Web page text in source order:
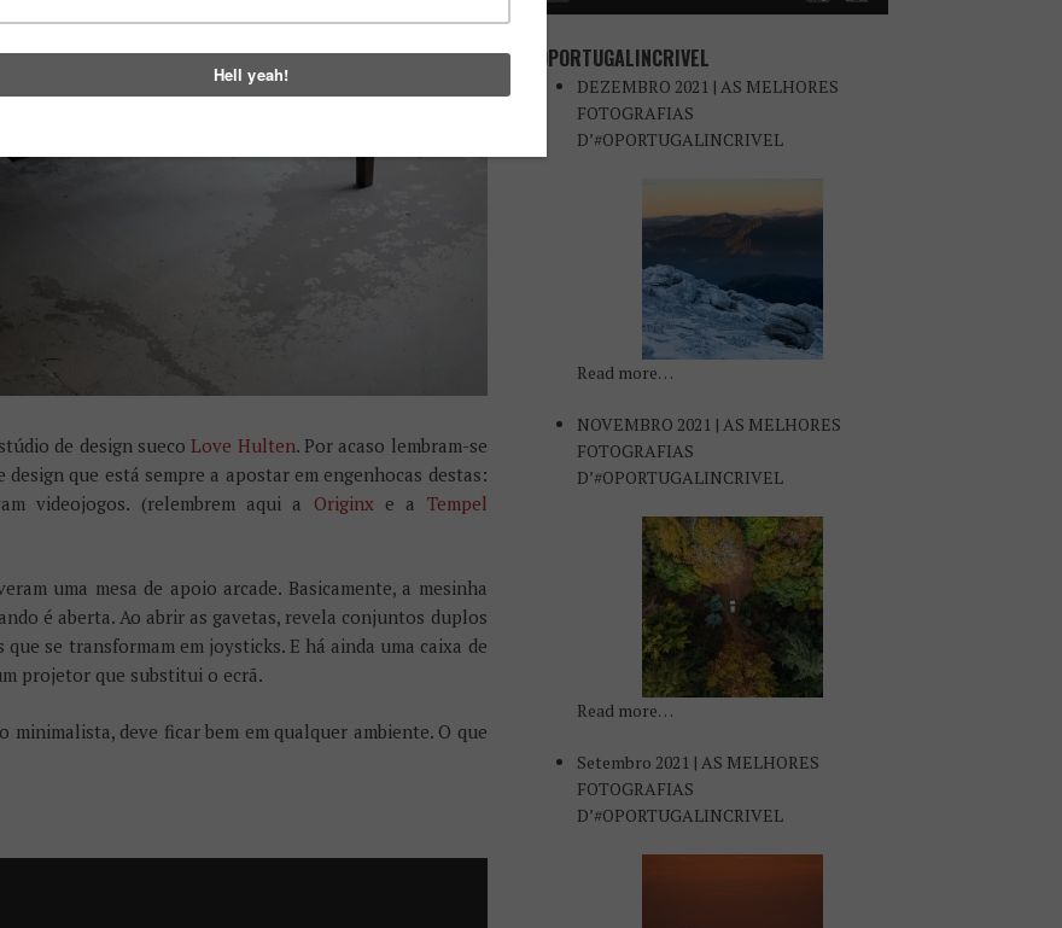
de design suecoLove Hulten. Por acaso lembram-se
que está sempre a apostar em engenhocas destas:
videojogos. (relembrem aqui a Originx e a Tempel
uma mesa de apoio arcade. Basicamente, a mesinha
é aberta. Ao abrir as gavetas, revela conjuntos duplos
se transformam em joysticks. E há ainda uma caixa de
projetor que substitui o ecrã.
minimalista, deve ficar bem em qualquer ambiente. O que
#OPORTUGALINCRIVEL
DEZEMBRO 2021 | AS MELHORES
FOTOGRAFIAS
D’#OPORTUGALINCRIVEL
Read more…
NOVEMBRO 2021 | AS MELHORES
FOTOGRAFIAS
D’#OPORTUGALINCRIVEL
Read more…
Setembro 2021 | AS MELHORES
FOTOGRAFIAS
D’#OPORTUGALINCRIVEL